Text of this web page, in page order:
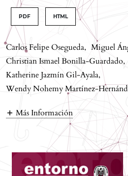
PDF HTML
Carlos Felipe Osegueda, Miguel
Christian Ismael Bonilla-Guardado,
Katherine Jazmín Gil-Ayala,
Wendy Nohemy Martínez-
Más Información